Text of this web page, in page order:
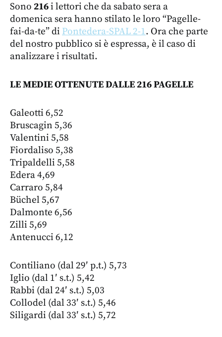
Sono 216i lettori che da sabato sera a
domenica sera hanno stilato le loro “Pagelle-
fai-da-te” di Pontedera-SPAL 2-1. Ora che parte
del nostro pubblico si è espressa, è il caso di
analizzare i risultati.
LE MEDIE OTTENUTE DALLE 216PAGELLE
Galeotti 6,52
Bruscagin 5,36
Valentini 5,58
Fiordaliso 5,38
Tripaldelli 5,58
Edera 4,69
Carraro 5,84
Büchel 5,67
Dalmonte 6,56
Zilli 5,69
Antenucci 6,12
Contiliano (dal 29′ p.t.) 5,73
Iglio (dal 1′ s.t.) 5,42
Rabbi (dal 24′ s.t.) 5,03
Collodel (dal 33′ s.t.) 5,46
Siligardi (dal 33′ s.t.) 5,72